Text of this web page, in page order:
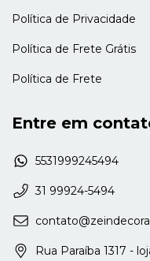
Política de Privacidade
Política de Frete Grátis
Política de Frete
Entre em
5531999245494
31 99924-5494
Rua Paraíba 1317 -